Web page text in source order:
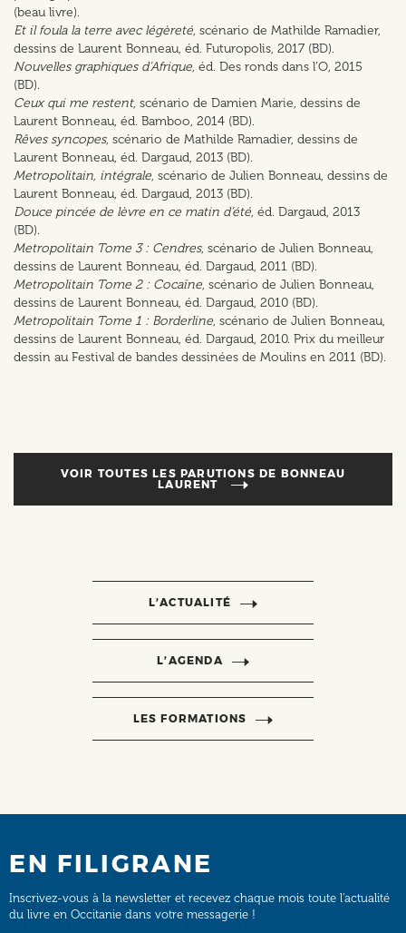
(beau livre).
Et il foula la terre avec légèreté, scénario de Mathilde Ramadier,
dessins de Laurent Bonneau, éd. Futuropolis, 2017 (BD).
Nouvelles graphiques d’Afrique, éd. Des ronds dans l’O, 2015
(BD).
Ceux qui me restent, scénario de Damien Marie, dessins de
Laurent Bonneau, éd. Bamboo, 2014 (BD).
Rêves syncopes, scénario de Mathilde Ramadier, dessins de
Laurent Bonneau, éd. Dargaud, 2013 (BD).
Metropolitain, intégrale, scénario de Julien Bonneau, dessins de
Laurent Bonneau, éd. Dargaud, 2013 (BD).
Douce pincée de lèvre en ce matin d’été, éd. Dargaud, 2013
(BD).
Metropolitain Tome 3 : Cendres, scénario de Julien Bonneau,
dessins de Laurent Bonneau, éd. Dargaud, 2011 (BD).
Metropolitain Tome 2 : Cocaïne, scénario de Julien Bonneau,
dessins de Laurent Bonneau, éd. Dargaud, 2010 (BD).
Metropolitain Tome 1 : Borderline, scénario de Julien Bonneau,
dessins de Laurent Bonneau, éd. Dargaud, 2010. Prix du meilleur
dessin au Festival de bandes dessinées de Moulins en 2011 (BD).
VOIR TOUTES LES PARUTIONS DE BONNEAU
LAURENT
L’ACTUALITÉ
L’AGENDA
LES FORMATIONS
EN FILIGRANE
Inscrivez-vous à la newsletter et recevez chaque mois toute l’actualité
du livre en Occitanie dans votre messagerie !